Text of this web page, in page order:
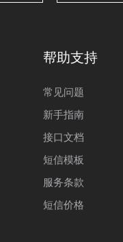
帮助支持
常见问题
新手指南
接口文档
短信模板
服务条款
短信价格